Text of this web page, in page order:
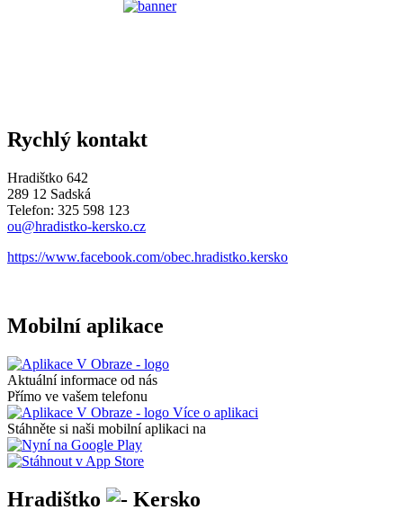
Rychlý kontakt
Hradištko 642
289 12 Sadská
Telefon: 325 598 123
ou@hradistko-kersko.cz
https://www.facebook.com/obec.hradistko.kersko
Mobilní aplikace
Aktuální informace od nás
Přímo ve vašem telefonu
Více o aplikaci
Stáhněte si naši mobilní aplikaci na
Hradištko Kersko